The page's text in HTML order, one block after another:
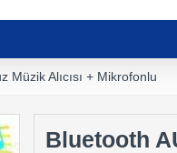
Alıcısı + Mikrofonlu
Bluetooth